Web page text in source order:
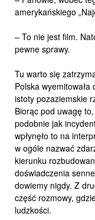
amerykańskiego
– To nie jest film.
pewne sprawy.
Tu warto się
Polska
istoty pozaziemskie
Biorąc pod uwagę
podobnie jak
wpłynęło to na
w ogóle nazwać
kierunku
doświadczenia
dowiemy nigdy. Z
część rozmowy,
ludzkości.